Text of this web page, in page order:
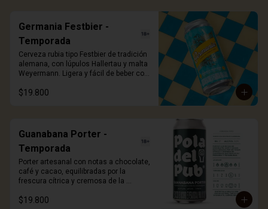
Germania Festbier -
Temporada
Cerveza rubia tipo Festbier de tradición
alemana, con lúpulos Hallertau y malta
Weyermann. Ligera y fácil de beber con
notas a buen pan. A/V 6.0%, IBU 22,
$19.800
Guanabana Porter -
Temporada
Porter artesanal con notas a chocolate,
café y cacao, equilibradas por la
frescura cítrica y cremosa de la
que sorprende con cada sorbo. 473ml.
$19.800